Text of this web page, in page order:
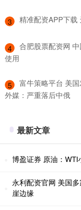
3 精准配资APP下载
4
合肥股票配资网
使用
5
富牛策略平台 美
外媒：严重落后中俄
最新文章
博盈证券 原油：
永利配资官网 美国
崖边缘